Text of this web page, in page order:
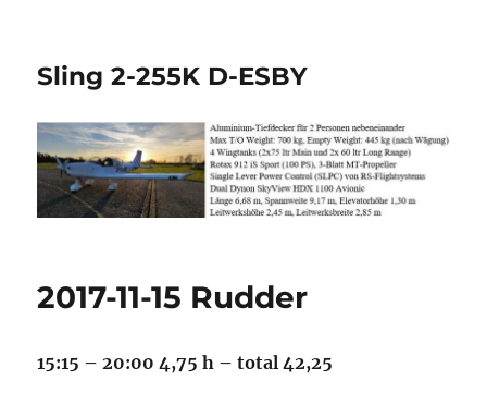
Sling 2-255K D-ESBY
2017-11-15 Rudder
15:15 – 20:00 4,75 h – total 42,25